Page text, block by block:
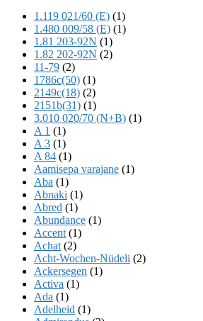
1.119 021/60 (E) (1)
1.480 009/58 (E) (1)
1.81 203-92N (1)
1.82 202-92N (2)
11-79 (2)
1786c(50) (1)
2149c(18) (2)
2151b(31) (1)
3.010 020/70 (N+B) (1)
A 1 (1)
A 3 (1)
A 84 (1)
Aamisepa varajane (1)
Aba (1)
Abnaki (1)
Abred (1)
Abundance (1)
Accent (1)
Achat (2)
Acht-Wochen-Nüdeli (2)
Ackersegen (1)
Activa (1)
Ada (1)
Adelheid (1)